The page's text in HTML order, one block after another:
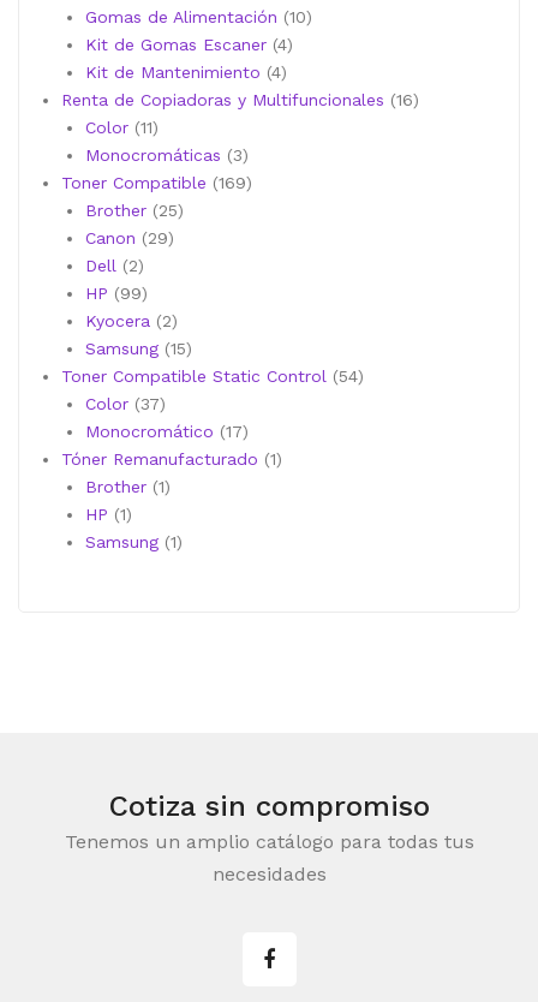
Gomas de Alimentación 1010
Kit de Gomas Escaner 44
Kit de Mantenimiento 44
productos
Renta de Copiadoras y Multifuncionales 1616
Color 1111
productos
Monocromáticas 33
productos
Toner Compatible 169169
Brother 2525
Canon 2929
Dell 22
productos
HP 9999
productos
Kyocera 22
productos
Samsung 1515
productos
Toner Compatible Static Control 5454
Color 3737
productos
Monocromático 1717
productos
Tóner Remanufacturado 11
Brother 11
HP 11
producto
Samsung 11
Cotiza sin compromiso
Tenemos un amplio catálogo para todas tus
necesidades